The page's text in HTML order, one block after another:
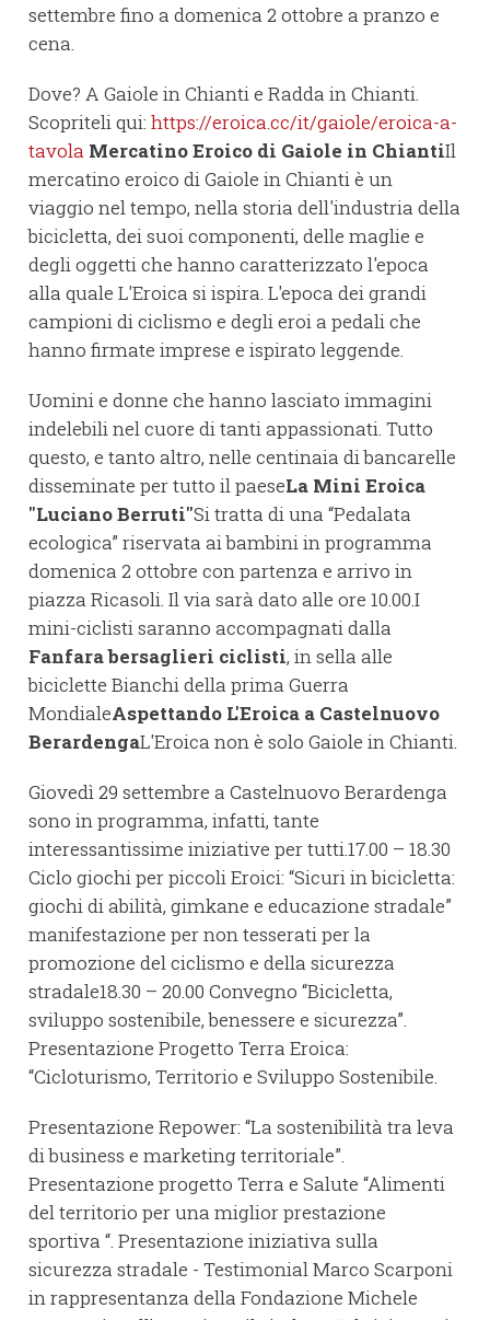
settembre fino a domenica 2 ottobre a pranzo e
cena.
Dove? A Gaiole in Chianti e Radda in Chianti.
Scopriteli qui: https://eroica.cc/it/gaiole/eroica-a-
tavola Mercatino Eroico di Gaiole in ChiantiIl
mercatino eroico di Gaiole in Chianti è un
viaggio nel tempo, nella storia dell'industria della
bicicletta, dei suoi componenti, delle maglie e
degli oggetti che hanno caratterizzato l'epoca
alla quale L'Eroica si ispira. L'epoca dei grandi
campioni di ciclismo e degli eroi a pedali che
hanno firmate imprese e ispirato leggende.
Uomini e donne che hanno lasciato immagini
indelebili nel cuore di tanti appassionati. Tutto
questo, e tanto altro, nelle centinaia di bancarelle
disseminate per tutto il paeseLa Mini Eroica
"Luciano Berruti"Si tratta di una “Pedalata
ecologica” riservata ai bambini in programma
domenica 2 ottobre con partenza e arrivo in
piazza Ricasoli. Il via sarà dato alle ore 10.00.I
mini-ciclisti saranno accompagnati dalla
Fanfara bersaglieri ciclisti, in sella alle
biciclette Bianchi della prima Guerra
MondialeAspettando L'Eroica a Castelnuovo
BerardengaL'Eroica non è solo Gaiole in Chianti.
Giovedì 29 settembre a Castelnuovo Berardenga
sono in programma, infatti, tante
interessantissime iniziative per tutti.17.00 – 18.30
Ciclo giochi per piccoli Eroici: “Sicuri in bicicletta:
giochi di abilità, gimkane e educazione stradale”
manifestazione per non tesserati per la
promozione del ciclismo e della sicurezza
stradale18.30 – 20.00 Convegno “Bicicletta,
sviluppo sostenibile, benessere e sicurezza”.
Presentazione Progetto Terra Eroica:
“Cicloturismo, Territorio e Sviluppo Sostenibile.
Presentazione Repower: “La sostenibilità tra leva
di business e marketing territoriale”.
Presentazione progetto Terra e Salute “Alimenti
del territorio per una miglior prestazione
sportiva “. Presentazione iniziativa sulla
sicurezza stradale - Testimonial Marco Scarponi
in rappresentanza della Fondazione Michele